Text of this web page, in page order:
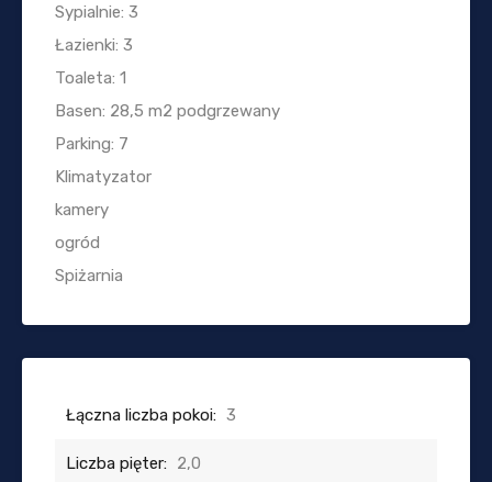
Sypialnie: 3
Łazienki: 3
Toaleta: 1
Basen: 28,5 m2 podgrzewany
Parking: 7
Klimatyzator
kamery
ogród
Spiżarnia
Łączna liczba pokoi: 3
Liczba pięter: 2,0